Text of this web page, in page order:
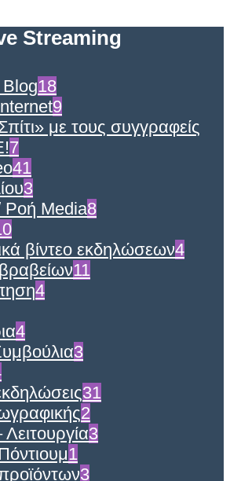
Streaming
18
9
με τους συγγραφείς
7
41
3
Ροή Media8
βίντεο εκδηλώσεων4
11
4
4
3
31
2
3
1
3